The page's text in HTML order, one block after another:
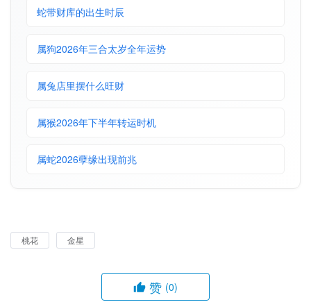
蛇带财库的出生时辰
属狗2026年三合太岁全年运势
属兔店里摆什么旺财
属猴2026年下半年转运时机
属蛇2026孽缘出现前兆
桃花 金星
赞 (0)